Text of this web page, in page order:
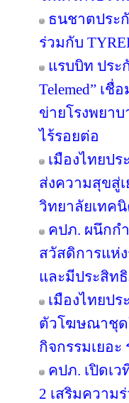
ธนชาตประ
ร่วมกับ
แรบบิท ประ
Telemed” เ
ข่ายโรงพยา
ไร้รอยต่อ
เมืองไทยป
ส่งความสุขสู่
วิทยาลัยเทค
คปภ. ผนึกก
สวัสดิการแห่
และมีประสิท
เมืองไทยป
ตัวโฆษณาชุด
กิจกรรมเยอ
คปภ. เปิดเว
2 เสริมความ